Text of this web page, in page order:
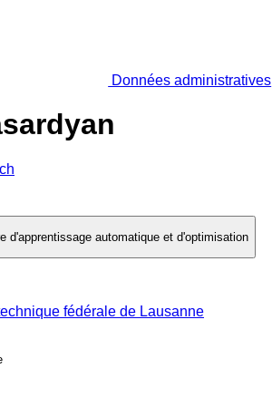
Données administratives
d'apprentissage automatique et d'optimisation